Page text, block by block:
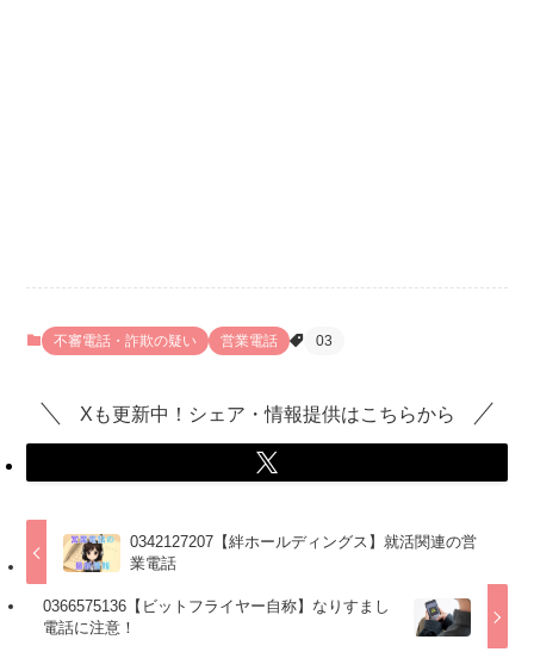
不審電話・詐欺の疑い 営業電話 03
Xも更新中！シェア・情報提供はこちらから
0342127207【絆ホールディングス】就活関連の営
業電話
0366575136【ビットフライヤー自称】なりすまし
電話に注意！